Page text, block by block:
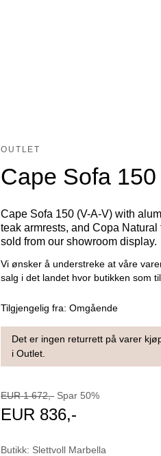
OUTLET
Cape Sofa 150
Cape Sofa 150 (V-A-V) with
teak armrests, and Copa Natural
sold from our showroom display.
Vi ønsker å understreke at våre
salg i det landet hvor butikken som
Tilgjengelig fra:Omgående
Det er ingen returrett på varer
i Outlet.
EUR 1 672,- Spar 50%
EUR 836,-
Butikk: Slettvoll Marbella